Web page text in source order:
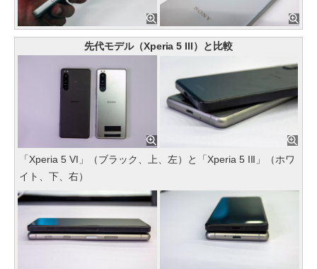
先代モデル（Xperia 5 III）と比較
「Xperia 5 VI」（ブラック、上、左）と「Xperia 5 III」（ホワ
イト、下、右）